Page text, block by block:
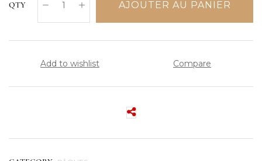
QTY AJOUTER AU PANIER
Add to wishlist Compare